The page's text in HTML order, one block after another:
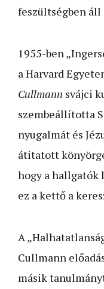
feszültségben áll
1955-ben
a Harvard
Cullmann svájci
szembeállította
nyugalmát és
átitatott
hogy a hallgatók
ez a kettő a
A
Cullmann
másik